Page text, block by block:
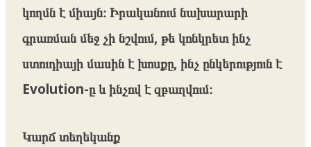
կողմն է միայն։ Իրականում նախարարի
գրառման մեջ չի նշվում, թե կոնկրետ ինչ
ստուդիայի մասին է խոսքը, ինչ ընկերություն է
Evolution-ը և ինչով է զբաղվում։
Կարճ տեղեկանք